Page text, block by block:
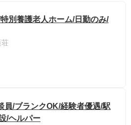
別養護老人ホーム/日勤のみ/
員/ブランクOK/経験者優遇/駅
/ヘルパー